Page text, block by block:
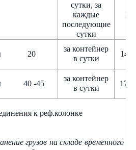
сутки, за
каждые
последующие
сутки
20
за контейнер
в сутки
14
40 -45
за контейнер
в сутки
17
к реф.колонке
грузов на складе временного